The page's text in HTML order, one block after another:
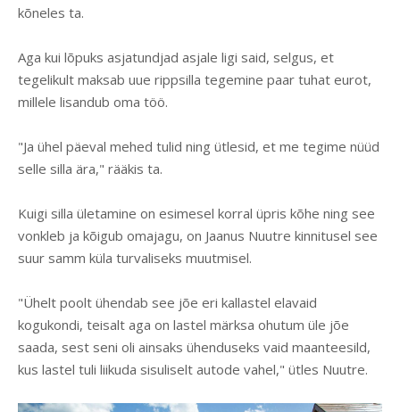
kõneles ta.
Aga kui lõpuks asjatundjad asjale ligi said, selgus, et
tegelikult maksab uue rippsilla tegemine paar tuhat eurot,
millele lisandub oma töö.
"Ja ühel päeval mehed tulid ning ütlesid, et me tegime nüüd
selle silla ära," rääkis ta.
Kuigi silla ületamine on esimesel korral üpris kõhe ning see
vonkleb ja kõigub omajagu, on Jaanus Nuutre kinnitusel see
suur samm küla turvaliseks muutmisel.
"Ühelt poolt ühendab see jõe eri kallastel elavaid
kogukondi, teisalt aga on lastel märksa ohutum üle jõe
saada, sest seni oli ainsaks ühenduseks vaid maanteesild,
kus lastel tuli liikuda sisuliselt autode vahel," ütles Nuutre.